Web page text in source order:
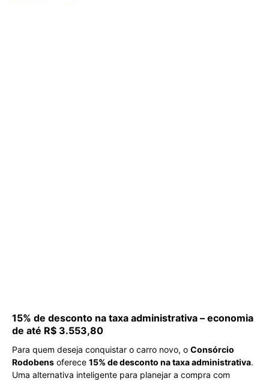
15% de desconto na taxa administrativa – economia
de até R$ 3.553,80
Para quem deseja conquistar o carro novo, o Consórcio
Rodobens oferece 15% de desconto na taxa administrativa.
Uma alternativa inteligente para planejar a compra com